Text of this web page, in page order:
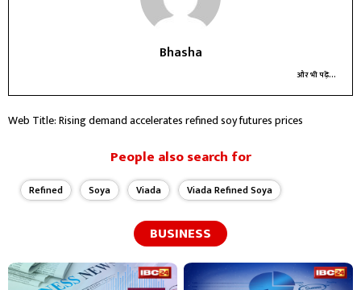
Bhasha
और भी पढ़ें...
Web Title: Rising demand accelerates refined soy futures prices
People also search for
Refined Soya Viada Viada Refined Soya
BUSINESS